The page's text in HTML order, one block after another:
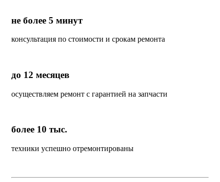
не более 5 минут
консультация по стоимости и срокам ремонта
до 12 месяцев
осуществляем ремонт с гарантией на запчасти
более 10 тыс.
техники успешно отремонтированы